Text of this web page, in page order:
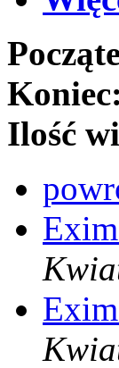
Koniec:
Ilość